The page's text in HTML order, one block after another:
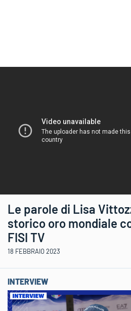
Le parole di Lisa
storico oro mondiale
FISI TV
18 FEBBRAIO 2023
INTERVIEW